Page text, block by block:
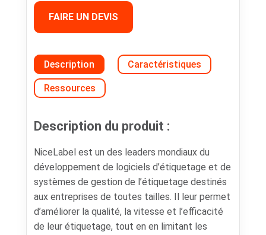
FAIRE UN DEVIS
Description Caractéristiques
Ressources
Description du produit :
NiceLabel est un des leaders mondiaux du
développement de logiciels d’étiquetage et de
systèmes de gestion de l’étiquetage destinés
aux entreprises de toutes tailles. Il leur permet
d’améliorer la qualité, la vitesse et l’efficacité
de leur étiquetage, tout en en limitant les